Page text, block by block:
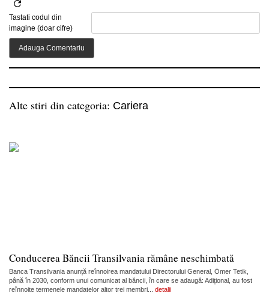
Tastati codul din
imagine (doar cifre)
Alte stiri din categoria: Cariera
Conducerea Băncii Transilvania rămâne neschimbată
Banca Transilvania anunță reînnoirea mandatului Directorului General, Ömer Tetik,
până în 2030, conform unui comunicat al băncii, în care se adaugă: Adițional, au fost
reînnoite termenele mandatelor altor trei membri... detalii